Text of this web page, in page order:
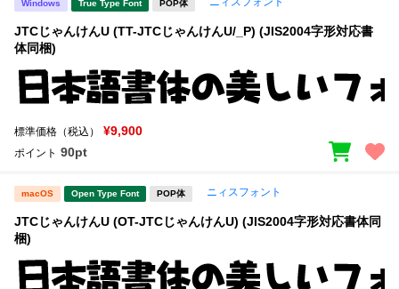
Windows True Type Font POP体
JTCじゃんけんU (TT-JTCじゃんけんU/_P) (JIS2004字形対応書
体同梱)
標準価格（税込） ¥9,900
ポイント 90pt
macOS Open Type Font POP体 ニィスフォント
JTCじゃんけんU (OT-JTCじゃんけんU) (JIS2004字形対応書体同
梱)